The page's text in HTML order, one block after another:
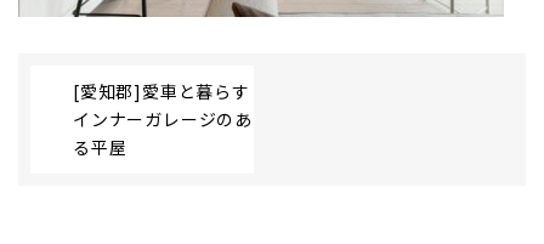
[愛知郡]愛車と暮らす
インナーガレージのあ
る平屋